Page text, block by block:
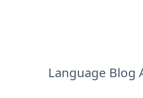
Language Blog